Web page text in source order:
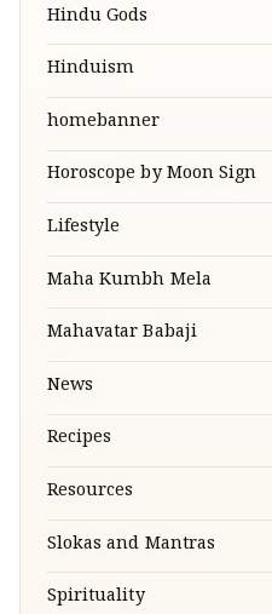
Hindu Gods
Hinduism
homebanner
Horoscope by Moon Sign
Lifestyle
Maha Kumbh Mela
Mahavatar Babaji
News
Recipes
Resources
Slokas and Mantras
Spirituality